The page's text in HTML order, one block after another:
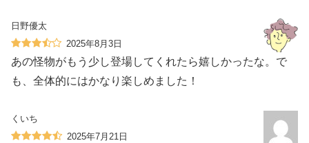
日野優太
2025年8月3日
あの怪物がもう少し登場してくれたら嬉しかったな。で
も、全体的にはかなり楽しめました！
くいち
2025年7月21日